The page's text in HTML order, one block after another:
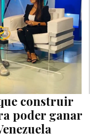
construir
poder ganar